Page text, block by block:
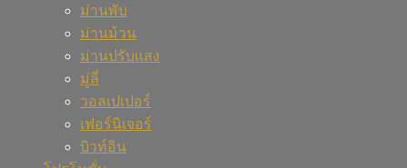
ม่านพับ
ม่านม้วน
ม่านปรับแสง
มู่ลี่
วอลเปเปอร์
เฟอร์นิเจอร์
บิวท์อิน